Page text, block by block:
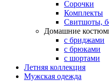
Сорочки
Комплекты
Свитшоты,
Домашние
с бриджами
с брюками
с шортами
Летняя коллекция
Мужская одежда